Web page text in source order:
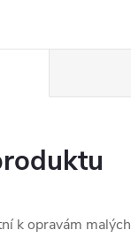
k opravám